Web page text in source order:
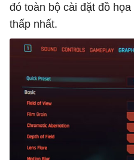
đó toàn bộ cài đặt đồ
thấp nhất.